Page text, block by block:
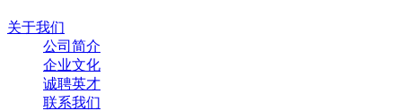
关于我们
公司简介
企业文化
诚聘英才
联系我们